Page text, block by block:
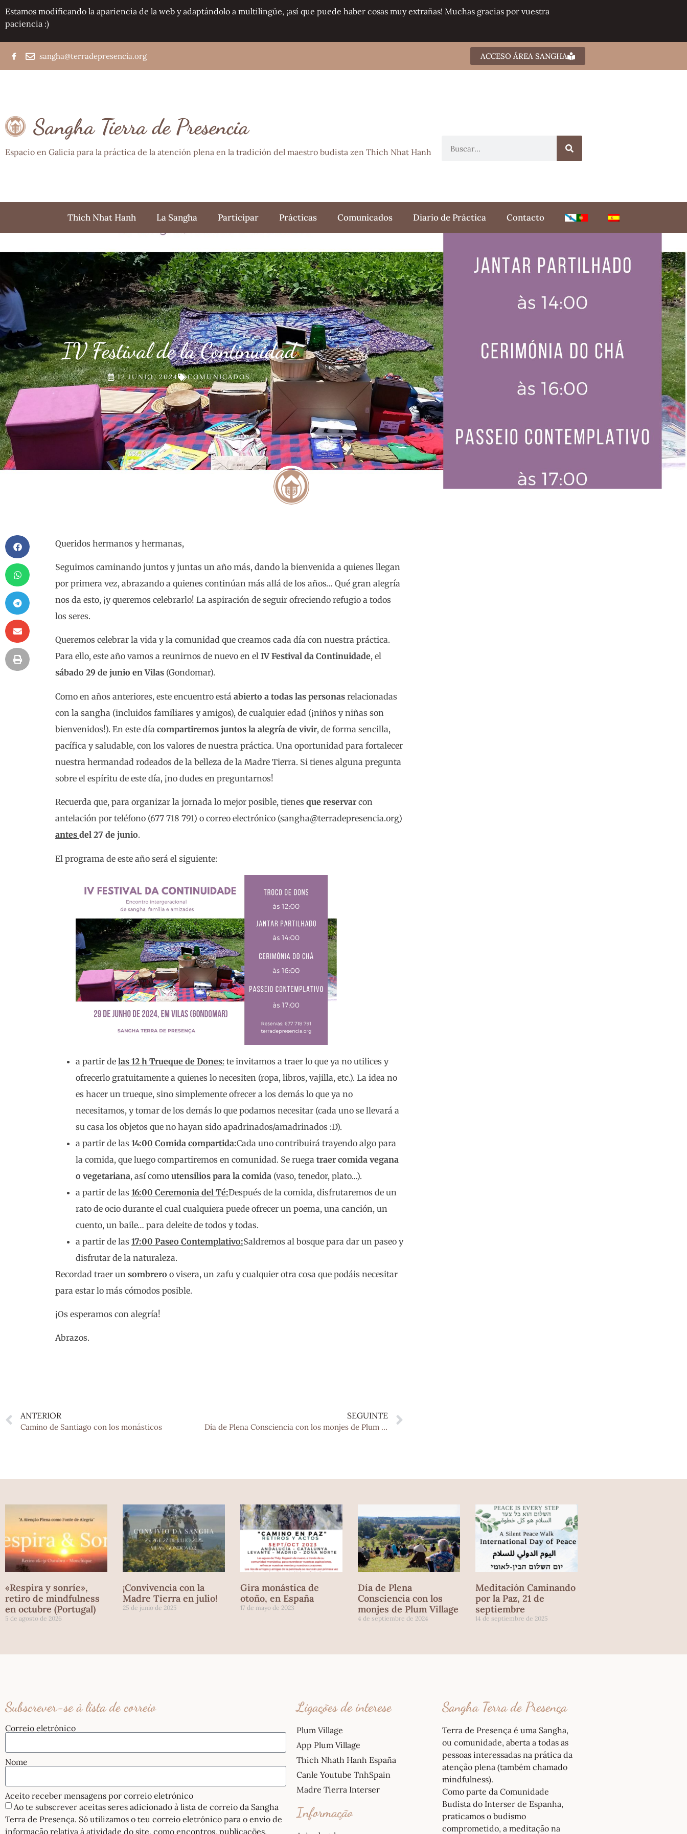
Estamos modificando la apariencia de la web y adaptándolo a multilingüe, ¡así que puede haber cosas muy extrañas! Muchas gracias por vuestra
paciencia :)
sangha@terradepresencia.org ACCESO ÁREA SANGHA
Sangha Tierra de Presencia
Espacio en Galicia para la práctica de la atención plena en la tradición del maestro budista zen Thich Nhat Hanh
Thich Nhat Hanh La Sangha Participar Prácticas Comunicados Diario de Práctica Contacto
IV Festival de la Continuidad
12 JUNIO, 2024 COMUNICADOS
Queridos hermanos y hermanas,
Seguimos caminando juntos y juntas un año más, dando la bienvenida a quienes llegan
por primera vez, abrazando a quienes continúan más allá de los años… Qué gran alegría
nos da esto, ¡y queremos celebrarlo! La aspiración de seguir ofreciendo refugio a todos
los seres.
Queremos celebrar la vida y la comunidad que creamos cada día con nuestra práctica.
Para ello, este año vamos a reunirnos de nuevo en el IV Festival da Continuidade, el
sábado 29 de junio en Vilas (Gondomar).
Como en años anteriores, este encuentro está abierto a todas las personas relacionadas
con la sangha (incluidos familiares y amigos), de cualquier edad (¡niños y niñas son
bienvenidos!). En este día compartiremos juntos la alegría de vivir, de forma sencilla,
pacífica y saludable, con los valores de nuestra práctica. Una oportunidad para fortalecer
nuestra hermandad rodeados de la belleza de la Madre Tierra. Si tienes alguna pregunta
sobre el espíritu de este día, ¡no dudes en preguntarnos!
Recuerda que, para organizar la jornada lo mejor posible, tienes que reservar con
antelación por teléfono (677 718 791) o correo electrónico (sangha@terradepresencia.org)
antes del 27 de junio.
El programa de este año será el siguiente:
a partir de las 12 h Trueque de Dones: te invitamos a traer lo que ya no utilices y
ofrecerlo gratuitamente a quienes lo necesiten (ropa, libros, vajilla, etc.). La idea no
es hacer un trueque, sino simplemente ofrecer a los demás lo que ya no
necesitamos, y tomar de los demás lo que podamos necesitar (cada uno se llevará a
su casa los objetos que no hayan sido apadrinados/amadrinados :D).
a partir de las 14:00 Comida compartida:Cada uno contribuirá trayendo algo para
la comida, que luego compartiremos en comunidad. Se ruega traer comida vegana
o vegetariana, así como utensilios para la comida (vaso, tenedor, plato…).
a partir de las 16:00 Ceremonia del Té:Después de la comida, disfrutaremos de un
rato de ocio durante el cual cualquiera puede ofrecer un poema, una canción, un
cuento, un baile… para deleite de todos y todas.
a partir de las 17:00 Paseo Contemplativo:Saldremos al bosque para dar un paseo y
disfrutar de la naturaleza.
Recordad traer un sombrero o visera, un zafu y cualquier otra cosa que podáis necesitar
para estar lo más cómodos posible.
¡Os esperamos con alegría!
Abrazos.
ANTERIOR
Camino de Santiago con los monásticos
SEGUINTE
Día de Plena Consciencia con los monjes de Plum Village
«Respira y sonríe»,
retiro de mindfulness
en octubre (Portugal)
5 de agosto de 2026
¡Convivencia con la
Madre Tierra en julio!
25 de junio de 2025
Gira monástica de
otoño, en España
17 de mayo de 2023
Día de Plena
Consciencia con los
monjes de Plum Village
4 de septiembre de 2024
Meditación Caminando
por la Paz, 21 de
septiembre
14 de septiembre de 2025
Subscrever-se à lista de correio
Correio eletrónico
Nome
Aceito receber mensagens por correio eletrónico
Ao te subscrever aceitas seres adicionado à lista de correio da Sangha
Terra de Presença. Só utilizamos o teu correio eletrónico para o envio de
informação relativa à atividade do site, como encontros, publicações,
Ligações de interese
Plum Village
App Plum Village
Thich Nhath Hanh España
Canle Youtube TnhSpain
Madre Tierra Interser
Informação
Sangha Terra de Presença
Terra de Presença é uma Sangha,
ou comunidade, aberta a todas as
pessoas interessadas na prática da
atenção plena (também chamado
mindfulness).
Como parte da Comunidade
Budista do Interser de Espanha,
praticamos o budismo
comprometido, a meditação na